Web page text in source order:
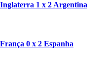
1 x 2 Argentina
0 x 2 Espanha